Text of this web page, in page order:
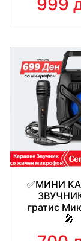
999
✅МИНИ
гратис
🎤